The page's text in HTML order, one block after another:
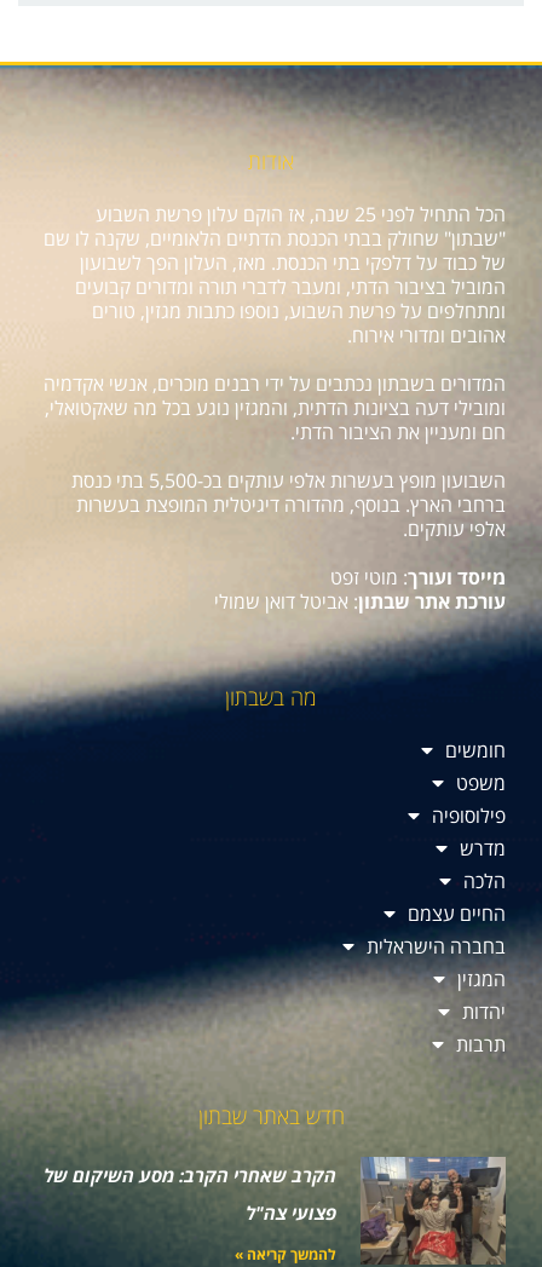
אודות
הכל התחיל לפני 25 שנה, אז הוקם עלון פרשת השבוע
"שבתון" שחולק בבתי הכנסת הדתיים הלאומיים, שקנה לו שם
של כבוד על דלפקי בתי הכנסת. מאז, העלון הפך לשבועון
המוביל בציבור הדתי, ומעבר לדברי תורה ומדורים קבועים
ומתחלפים על פרשת השבוע, נוספו כתבות מגזין, טורים
אהובים ומדורי אירוח.
המדורים בשבתון נכתבים על ידי רבנים מוכרים, אנשי אקדמיה
ומובילי דעה בציונות הדתית, והמגזין נוגע בכל מה שאקטואלי,
חם ומעניין את הציבור הדתי.
השבועון מופץ בעשרות אלפי עותקים בכ-5,500 בתי כנסת
ברחבי הארץ. בנוסף, מהדורה דיגיטלית המופצת בעשרות
אלפי עותקים.
מייסד ועורך: מוטי זפט
עורכת אתר שבתון: אביטל דואן שמולי
מה בשבתון
חומשים
משפט
פילוסופיה
מדרש
הלכה
החיים עצמם
בחברה הישראלית
המגזין
יהדות
תרבות
חדש באתר שבתון
הקרב שאחרי הקרב: מסע השיקום של
פצועי צה"ל
להמשך קריאה »